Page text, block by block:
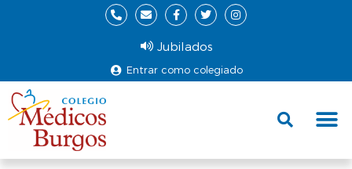
Entrar como colegiado
Jubilados